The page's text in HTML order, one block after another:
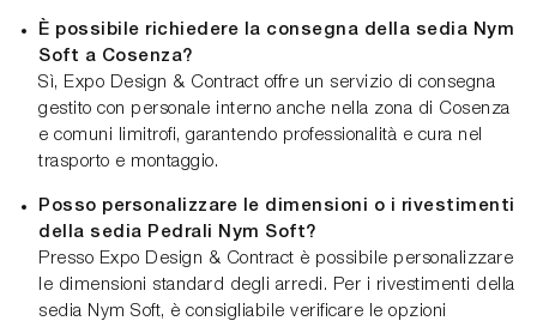
È possibile richiedere la consegna della sedia Nym
Soft a Cosenza?
Sì, Expo Design & Contract offre un servizio di consegna
gestito con personale interno anche nella zona di Cosenza
e comuni limitrofi, garantendo professionalità e cura nel
trasporto e montaggio.
Posso personalizzare le dimensioni o i rivestimenti
della sedia Pedrali Nym Soft?
Presso Expo Design & Contract è possibile personalizzare
le dimensioni standard degli arredi. Per i rivestimenti della
sedia Nym Soft, è consigliabile verificare le opzioni